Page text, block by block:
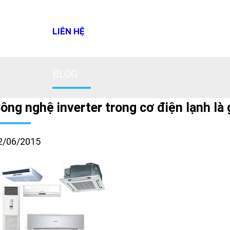
LIÊN HỆ
nghệ inverter trong cơ điện lạnh là
06/2015